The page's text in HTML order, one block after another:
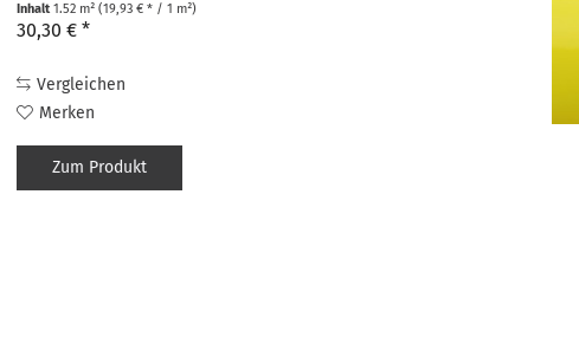
Inhalt1.52 m² (19,93 € * / 1 m²)
30,30 € *
Vergleichen
Merken
Zum Produkt